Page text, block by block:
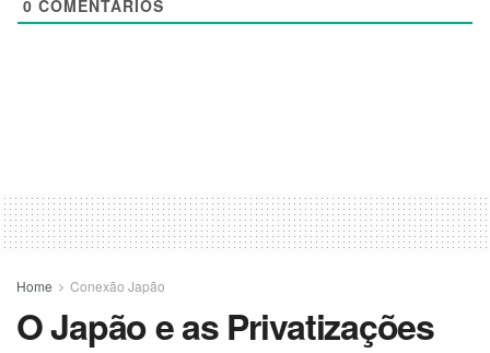
0 COMENTÁRIOS
Home Conexão Japão
O Japão e as Privatizações